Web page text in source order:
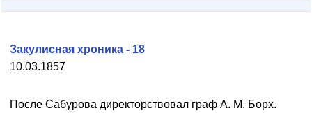
10.03.1857
Закулисная хроника - 18
После Сабурова директорствовал граф A. М. Борх.